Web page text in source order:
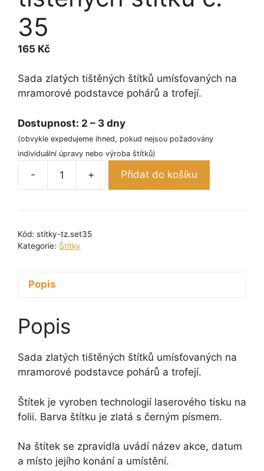
35
165 Kč
Sada zlatých tištěných štítků umísťovaných na
mramorové podstavce pohárů a trofejí.
Dostupnost: 2 – 3 dny
(obvykle expedujeme ihned, pokud nejsou požadovány
individuální úpravy nebo výroba štítků)
-
Sada
tištěných
+ Přidat do košíku
Kód: stitky-tz.set35
Kategorie: Štítky
Popis
Popis
Sada zlatých tištěných štítků umísťovaných na
mramorové podstavce pohárů a trofejí.
Štítek je vyroben technologií laserového tisku na
folii. Barva štítku je zlatá s černým písmem.
Na štítek se zpravidla uvádí název akce, datum
a místo jejího konání a umístění.